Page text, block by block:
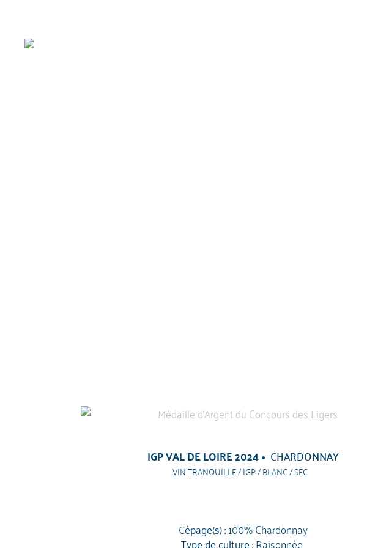
IGP VAL DE LOIRE 2024 CHARDONNAY
VIN TRANQUILLE / IGP / BLANC / SEC
Cépage(s) :100% Chardonnay
Type de culture :Raisonnée